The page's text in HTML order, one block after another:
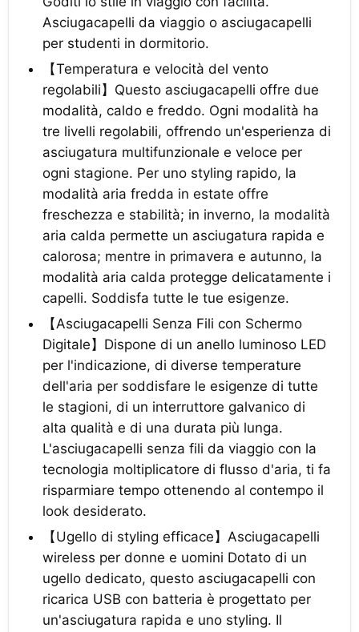
Asciugacapelli da viaggio o asciugacapelli
per studenti in dormitorio.
【Temperatura e velocità del vento
regolabili】Questo asciugacapelli offre due
modalità, caldo e freddo. Ogni modalità ha
tre livelli regolabili, offrendo un'esperienza di
asciugatura multifunzionale e veloce per
ogni stagione. Per uno styling rapido, la
modalità aria fredda in estate offre
freschezza e stabilità; in inverno, la modalità
aria calda permette un asciugatura rapida e
calorosa; mentre in primavera e autunno, la
modalità aria calda protegge delicatamente i
capelli. Soddisfa tutte le tue esigenze.
【Asciugacapelli Senza Fili con Schermo
Digitale】Dispone di un anello luminoso LED
per l'indicazione, di diverse temperature
dell'aria per soddisfare le esigenze di tutte
le stagioni, di un interruttore galvanico di
alta qualità e di una durata più lunga.
L'asciugacapelli senza fili da viaggio con la
tecnologia moltiplicatore di flusso d'aria, ti fa
risparmiare tempo ottenendo al contempo il
look desiderato.
【Ugello di styling efficace】Asciugacapelli
wireless per donne e uomini Dotato di un
ugello dedicato, questo asciugacapelli con
ricarica USB con batteria è progettato per
un'asciugatura rapida e uno styling. Il